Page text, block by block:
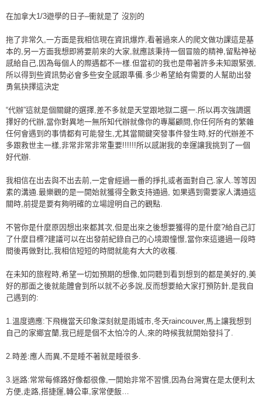
在加拿大1/3遊學的日子–衝就是了 沒別的
拖了非常久,一方面是我相信現在資訊爆炸,看著過來人的爬文做功課這是基
本的,另一方面我想即將要前來的大家,就應該秉持一個冒險的精神,留點神祕
感給自己,因為每個人的際遇都不一樣.但當初的我也是帶著許多未知跟緊張,
所以得到些資訊勢必會多些安全感跟準備.多少希望給有需要的人幫助出發
勇氣抉擇這決定
“代辦”這就是個關鍵的選擇,差不多就是天堂跟地獄二選一.所以再次強調選
擇好的代辦,當你對異地一無所知代辦就像你的專屬顧問,你任何所有的繁雜
任何會遇到的事情都有可能發生,尤其當關鍵突發事件發生時,好的代辦差不
多跟救世主一樣,非常非常非常重要!!!!!!所以感謝我的幸運讓我挑到了一個
好代辦.
我相信在出去與不出去前,一定會經過一番的掙扎或者面對自己.家人.等等因
素的溝通.最樂觀的是一開始就獲得全數支持通過, 如果遇到需要家人溝通這
關時,前提是要有夠明確的立場證明自己的觀點.
不管你是什麼原因想出來都其次,但是出來之後想要獲得的是什麼?給自己訂
了什麼目標?建議可以在出發前紀錄自己的心境跟憧憬,當你來這邊過一段時
間後再做對比,我相信短短的時間就能有大大的收穫.
在未知的旅程時,希望一切如預期的想像,如同聽到看到想到的都是美好的,美
好的那面之後就能體會到所以就不必多說,反而想要給大家打預防針,是我自
己遇到的:
1.溫度適應:下飛機當天印象深刻就是雨城市,冬天raincouver,馬上讓我想到
自己的家鄉宜蘭,我已經是個不太怕冷的人,來的時候我就開始發抖了.
2.時差:應人而異,不是睡不著就是睡很多.
3.迷路:常常每條路好像都很像,一開始非常不習慣,因為台灣實在是太便利太
方便,走路,搭捷運,轉公車,家常便飯…